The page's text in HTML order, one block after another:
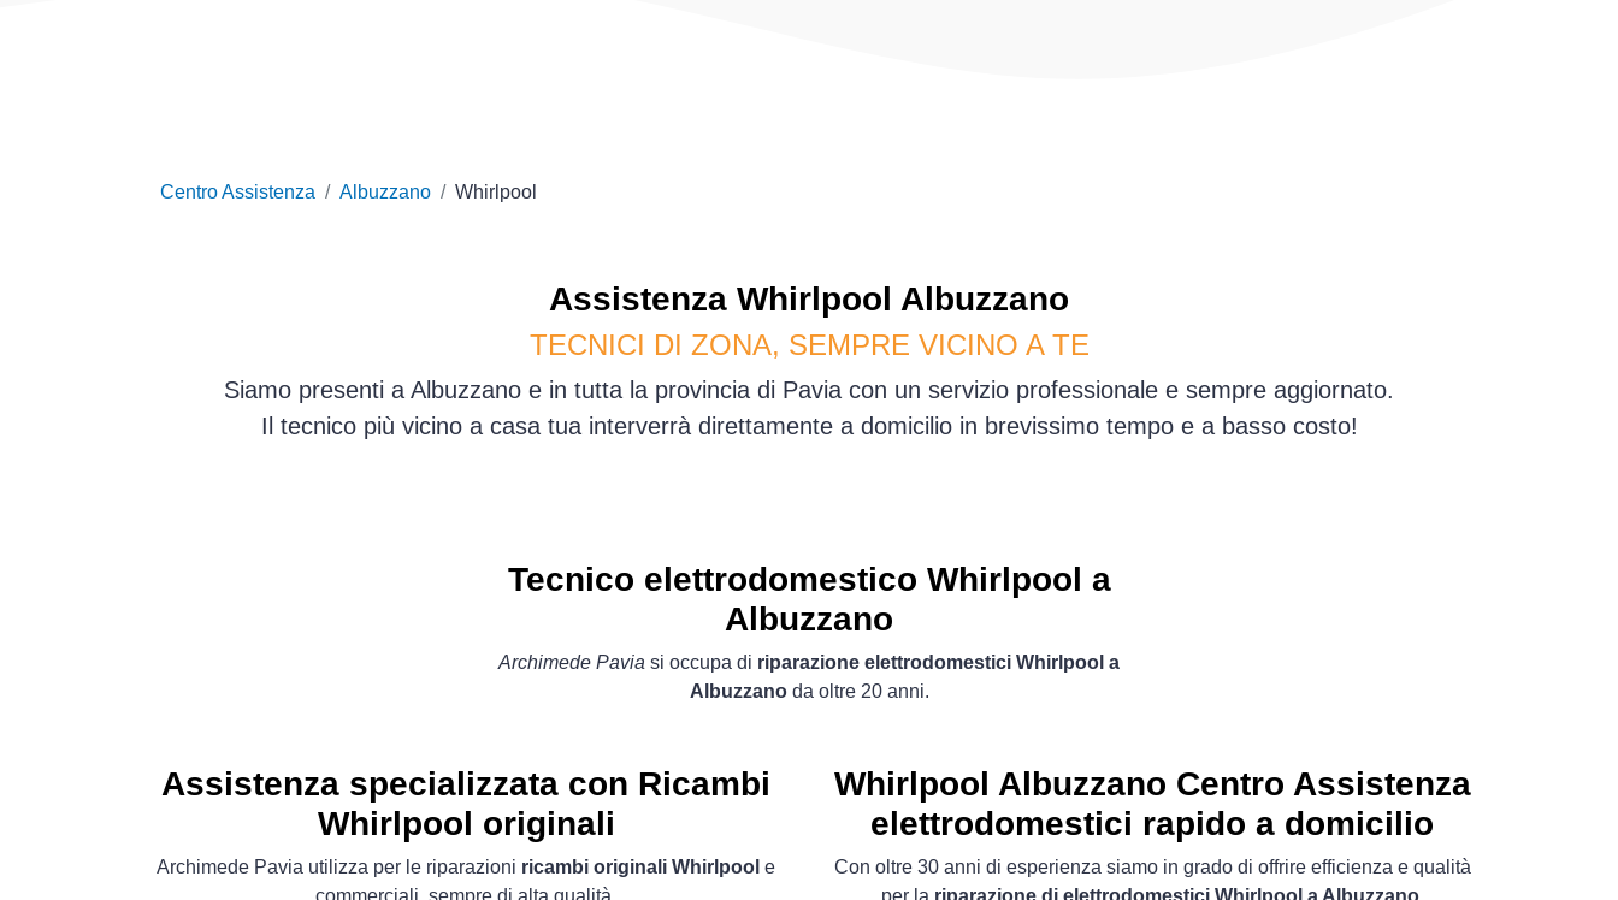
Centro Assistenza Albuzzano Whirlpool
Assistenza Whirlpool Albuzzano
TECNICI DI ZONA, SEMPRE VICINO A TE
Siamo presenti a Albuzzano e in tutta la provincia di Pavia con un servizio professionale e sempre aggiornato.
Il tecnico più vicino a casa tua interverrà direttamente a domicilio in brevissimo tempo e a basso costo!
Tecnico elettrodomestico Whirlpool a
Albuzzano
Archimede Pavia si occupa di riparazione elettrodomestici Whirlpool a
Albuzzanoda oltre 20 anni.
Assistenza specializzata con Ricambi
Whirlpool originali
Archimede Pavia utilizza per le riparazioni ricambi originali Whirlpool e
commerciali, sempre di alta qualità.
Whirlpool Albuzzano Centro Assistenza
elettrodomestici rapido a domicilio
Con oltre 30 anni di esperienza siamo in grado di offrire efficienza e qualità
per la riparazione di elettrodomestici Whirlpool a Albuzzano.